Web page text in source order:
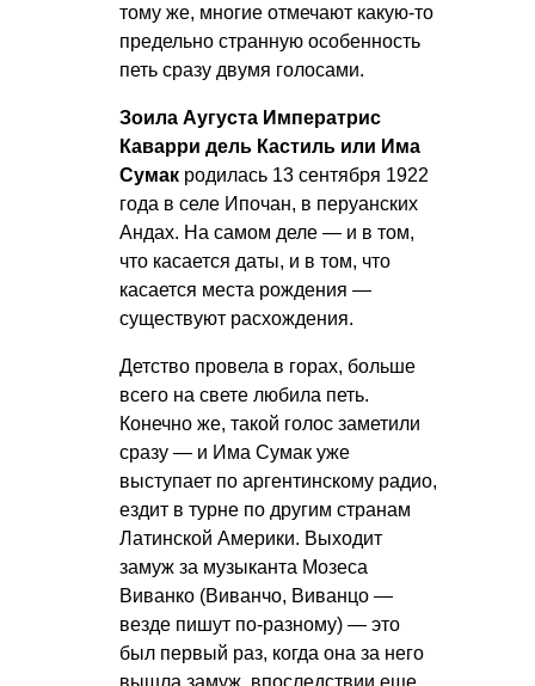
тому же, многие отмечают какую-то
предельно странную особенность
петь сразу двумя голосами.
Зоила Аугуста Императрис
Каварри дель Кастиль или Има
Сумак родилась 13 сентября 1922
года в селе Ипочан, в перуанских
Андах. На самом деле — и в том,
что касается даты, и в том, что
касается места рождения —
существуют расхождения.
Детство провела в горах, больше
всего на свете любила петь.
Конечно же, такой голос заметили
сразу — и Има Сумак уже
выступает по аргентинскому радио,
ездит в турне по другим странам
Латинской Америки. Выходит
замуж за музыканта Мозеса
Виванко (Виванчо, Виванцо —
везде пишут по-разному) — это
был первый раз, когда она за него
вышла замуж, впоследствии еще